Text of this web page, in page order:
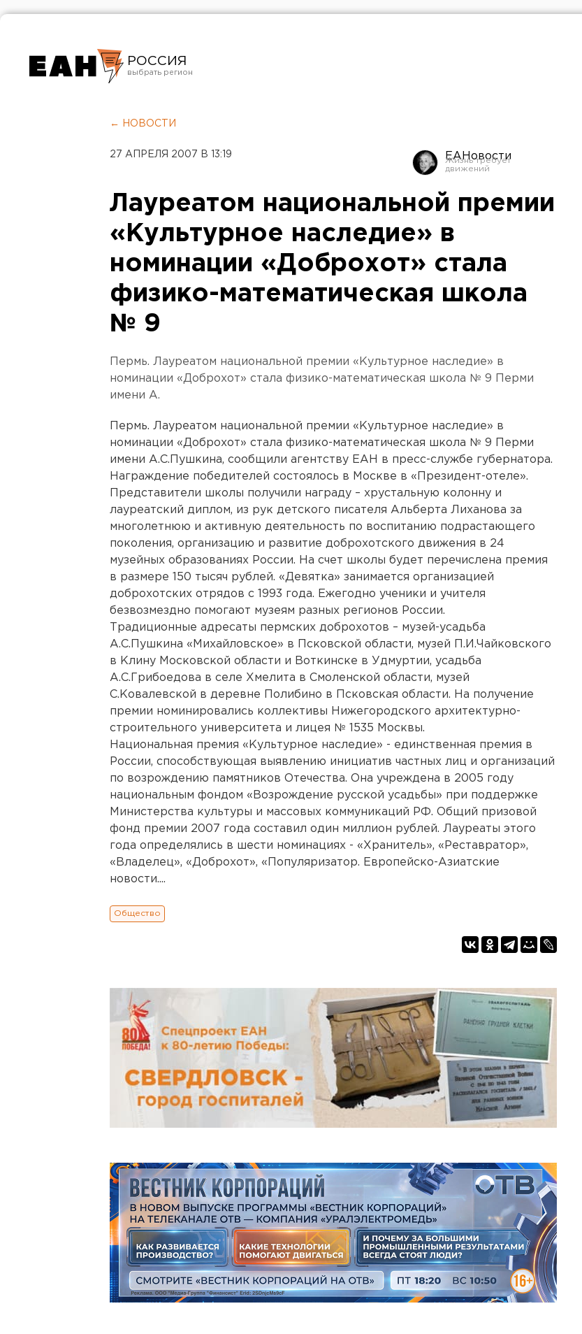
РОССИЯ
Челябинск
← НОВОСТИ
27 АПРЕЛЯ 2007 В 13:19 ЕАНовости
Лауреатом национальной премии
«Культурное наследие» в
номинации «Доброхот» стала
физико-математическая школа
№ 9
Пермь. Лауреатом национальной премии «Культурное наследие» в
номинации «Доброхот» стала физико-математическая школа № 9 Перми
имени А.
Пермь. Лауреатом национальной премии «Культурное наследие» в
номинации «Доброхот» стала физико-математическая школа № 9 Перми
имени А.С.Пушкина, сообщили агентству ЕАН в пресс-службе губернатора.
Награждение победителей состоялось в Москве в «Президент-отеле».
Представители школы получили награду – хрустальную колонну и
лауреатский диплом, из рук детского писателя Альберта Лиханова за
многолетнюю и активную деятельность по воспитанию подрастающего
поколения, организацию и развитие доброхотского движения в 24
музейных образованиях России. На счет школы будет перечислена премия
в размере 150 тысяч рублей. «Девятка» занимается организацией
доброхотских отрядов с 1993 года. Ежегодно ученики и учителя
безвозмездно помогают музеям разных регионов России.
Традиционные адресаты пермских доброхотов – музей-усадьба
А.С.Пушкина «Михайловское» в Псковской области, музей П.И.Чайковского
в Клину Московской области и Воткинске в Удмуртии, усадьба
А.С.Грибоедова в селе Хмелита в Смоленской области, музей
С.Ковалевской в деревне Полибино в Псковская области. На получение
премии номинировались коллективы Нижегородского архитектурно-
строительного университета и лицея № 1535 Москвы.
Национальная премия «Культурное наследие» - единственная премия в
России, способствующая выявлению инициатив частных лиц и организаций
по возрождению памятников Отечества. Она учреждена в 2005 году
национальным фондом «Возрождение русской усадьбы» при поддержке
Министерства культуры и массовых коммуникаций РФ. Общий призовой
фонд премии 2007 года составил один миллион рублей. Лауреаты этого
года определялись в шести номинациях - «Хранитель», «Реставратор»,
«Владелец», «Доброхот», «Популяризатор. Европейско-Азиатские
новости....
Общество